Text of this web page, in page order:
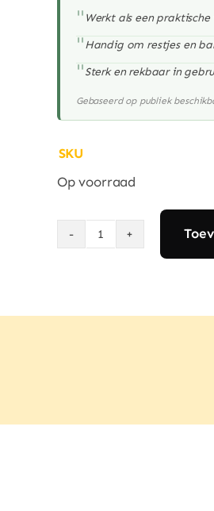
" Werkt als een
"Handig om restjes en
"Sterk en rekbaar in
Gebaseerd op publiek
SKU
Op voorraad
Eco
Composteerbare
aantal